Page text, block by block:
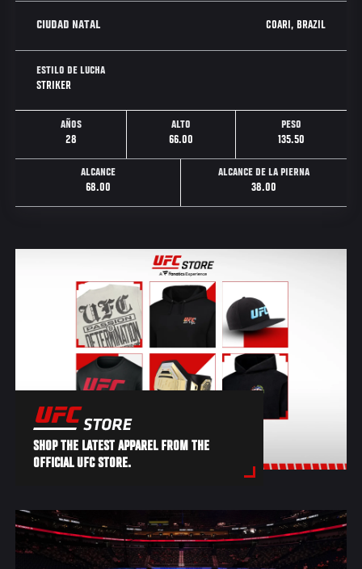
CIUDAD NATAL COARI, BRAZIL
ESTILO DE LUCHA
STRIKER
AÑOS
28
ALTO
66.00
PESO
135.50
ALCANCE
68.00
ALCANCE DE LA PIERNA
38.00
SHOP THE LATEST APPAREL FROM THE
OFFICIAL UFC STORE.